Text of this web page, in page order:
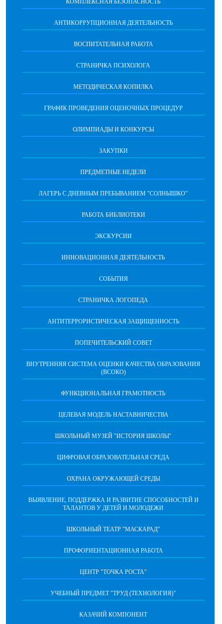
КОМПЛЕКСНАЯ БЕЗОПАСНОСТЬ
АНТИКОРРУПЦИОННАЯ ДЕЯТЕЛЬНОСТЬ
ВОСПИТАТЕЛЬНАЯ РАБОТА
СТРАНИЧКА ПСИХОЛОГА
МЕТОДИЧЕСКАЯ КОПИЛКА
ГРАФИК ПРОВЕДЕНИЯ ОЦЕНОЧНЫХ ПРОЦЕДУР
ОЛИМПИАДЫ И КОНКУРСЫ
ЗАКУПКИ
ПРЕДМЕТНЫЕ НЕДЕЛИ
ЛАГЕРЬ С ДНЕВНЫМ ПРЕБЫВАНИЕМ "СОЛНЫШКО"
РАБОТА БИБЛИОТЕКИ
ЭКСКУРСИИ
ИННОВАЦИОННАЯ ДЕЯТЕЛЬНОСТЬ
СОБЫТИЯ
СТРАНИЧКА ЛОГОПЕДА
АНТИТЕРРОРИСТИЧЕСКАЯ ЗАЩИЩЕННОСТЬ
ПОПЕЧИТЕЛЬСКИЙ СОВЕТ
ВНУТРЕННЯЯ СИСТЕМА ОЦЕНКИ КАЧЕСТВА ОБРАЗОВАНИЯ
(ВСОКО)
ФУНКЦИОНАЛЬНАЯ ГРАМОТНОСТЬ
ЦЕЛЕВАЯ МОДЕЛЬ НАСТАВНИЧЕСТВА
ШКОЛЬНЫЙ МУЗЕЙ "ИСТОРИЯ ШКОЛЫ"
ЦИФРОВАЯ ОБРАЗОВАТЕЛЬНАЯ СРЕДА
ОХРАНА ОКРУЖАЮЩЕЙ СРЕДЫ
ВЫЯВЛЕНИЕ, ПОДДЕРЖКА И РАЗВИТИЕ СПОСОБНОСТЕЙ И
ТАЛАНТОВ У ДЕТЕЙ И МОЛОДЕЖИ
ШКОЛЬНЫЙ ТЕАТР "МАСКАРАД"
ПРОФОРИЕНТАЦИОННАЯ РАБОТА
ЦЕНТР "ТОЧКА РОСТА"
УЧЕБНЫЙ ПРЕДМЕТ "ТРУД (ТЕХНОЛОГИЯ)"
КАЗАЧИЙ КОМПОНЕНТ